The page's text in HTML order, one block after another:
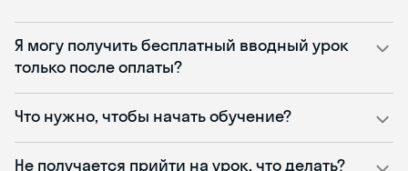
Я могу получить бесплатный вводный урок
только после оплаты?
Что нужно, чтобы начать обучение?
Не получается прийти на урок, что делать?